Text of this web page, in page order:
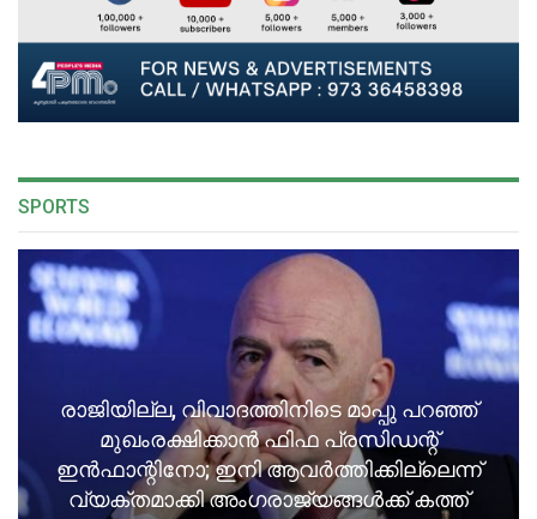
SPORTS
രാജിയില്ല, വിവാദത്തിനിടെ മാപ്പു പറഞ്ഞ്
മുഖംരക്ഷിക്കാൻ ഫിഫ പ്രസിഡന്റ്
ഇൻഫാന്റിനോ; ഇനി ആവർത്തിക്കില്ലെന്ന്
വ്യക്തമാക്കി അംഗരാജ്യങ്ങൾക്ക് കത്ത്